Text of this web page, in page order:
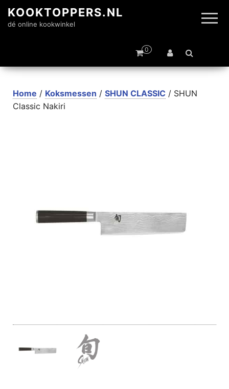
KOOKTOPPERS.NL
dé online kookwinkel
0
Home / Koksmessen / SHUN CLASSIC / SHUN
Classic Nakiri